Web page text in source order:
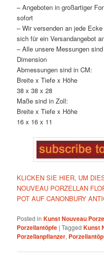
– Angeboten in großartiger
sofort
– Wir versenden an jede
sich für ein Versandangebot
– Alle unsere Messungen
Dimension
Abmessungen sind in CM:
Breite x Tiefe x Höhe
38 x 38 x 28
Maße sind in Zoll:
Breite x Tiefe x Höhe
16 x 16 x 11
KLICKEN SIE HIER, UM
NOUVEAU PORZELLAN
POT AUF CANONBURY
Posted in Kunst Nouveau
Porzellantöpfe |Tagged Kunst
Porzellanpflanzer,